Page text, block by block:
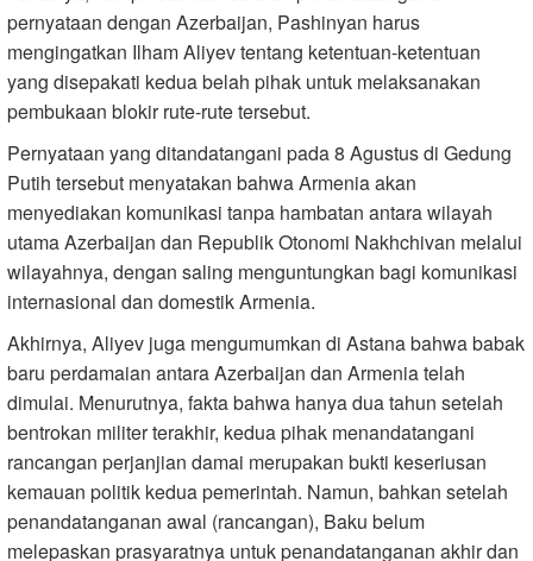
pernyataan dengan Azerbaijan, Pashinyan harus
mengingatkan Ilham Aliyev tentang ketentuan-ketentuan
yang disepakati kedua belah pihak untuk melaksanakan
pembukaan blokir rute-rute tersebut.
Pernyataan yang ditandatangani pada 8 Agustus di Gedung
Putih tersebut menyatakan bahwa Armenia akan
menyediakan komunikasi tanpa hambatan antara wilayah
utama Azerbaijan dan Republik Otonomi Nakhchivan melalui
wilayahnya, dengan saling menguntungkan bagi komunikasi
internasional dan domestik Armenia.
Akhirnya, Aliyev juga mengumumkan di Astana bahwa babak
baru perdamaian antara Azerbaijan dan Armenia telah
dimulai. Menurutnya, fakta bahwa hanya dua tahun setelah
bentrokan militer terakhir, kedua pihak menandatangani
rancangan perjanjian damai merupakan bukti keseriusan
kemauan politik kedua pemerintah. Namun, bahkan setelah
penandatanganan awal (rancangan), Baku belum
melepaskan prasyaratnya untuk penandatanganan akhir dan